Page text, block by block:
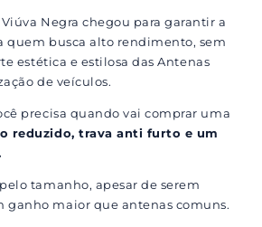
Negra chegou para garantir a
quem busca alto rendimento, sem
estética e estilosa das Antenas
de veículos.
precisa quando vai comprar uma
reduzido, trava anti furto e um
tamanho, apesar de serem
ganho maior que antenas comuns.